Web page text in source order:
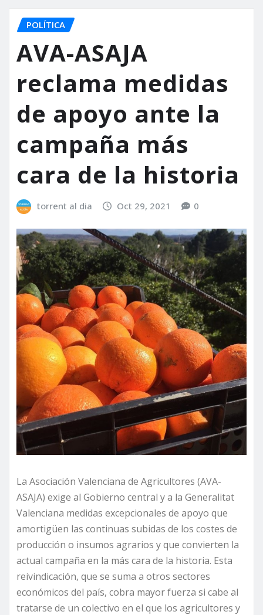
POLÍTICA
AVA-ASAJA
reclama medidas
de apoyo ante la
campaña más
cara de la historia
torrent al dia Oct 29, 2021 0
La Asociación Valenciana de Agricultores (AVA-
ASAJA) exige al Gobierno central y a la Generalitat
Valenciana medidas excepcionales de apoyo que
amortigüen las continuas subidas de los costes de
producción o insumos agrarios y que convierten la
actual campaña en la más cara de la historia. Esta
reivindicación, que se suma a otros sectores
económicos del país, cobra mayor fuerza si cabe al
tratarse de un colectivo en el que los agricultores y